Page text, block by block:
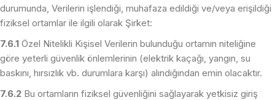
durumunda, Verilerin işlendiği, muhafaza edildiği ve/veya erişildiği
fiziksel ortamlar ile ilgili olarak Şirket:
7.6.1 Özel Nitelikli Kişisel Verilerin bulunduğu ortamın niteliğine
göre yeterli güvenlik önlemlerinin (elektrik kaçağı, yangın, su
baskını, hırsızlık vb. durumlara karşı) alındığından emin olacaktır.
7.6.2 Bu ortamların fiziksel güvenliğini sağlayarak yetkisiz giriş